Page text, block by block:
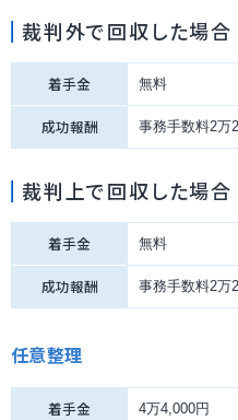
裁判外で回収した場合
着手金 無料
成功報酬 事務手数料2万
裁判上で回収した場合
着手金 無料
成功報酬 事務手数料2万
任意整理
着手金 4万4,000円